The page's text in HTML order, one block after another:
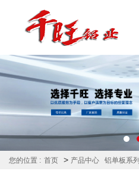
您的位置 : 首页 > 产品中心 铝单板系列